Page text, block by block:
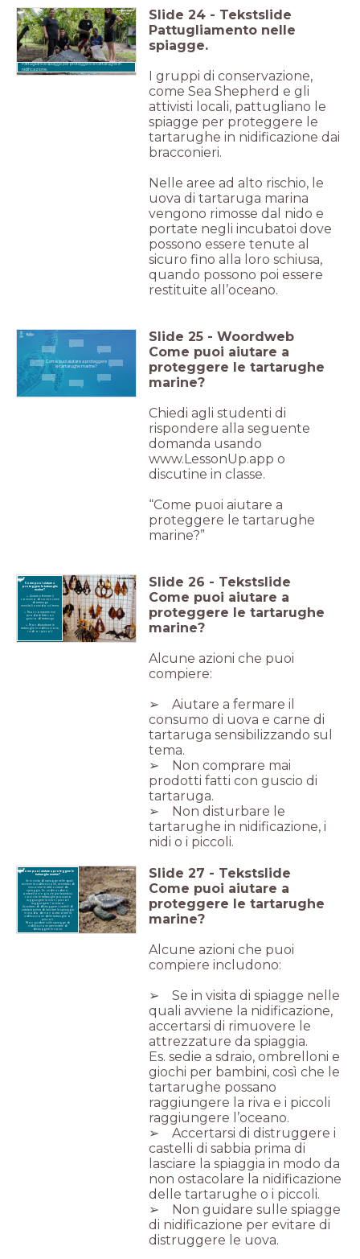
Pattugliare le spiagge per proteggere le tartarughe in
nidificazione.
Slide 24 - Tekstslide
Pattugliamento nelle
spiagge.
I gruppi di conservazione,
come Sea Shepherd e gli
attivisti locali, pattugliano le
spiagge per proteggere le
tartarughe in nidificazione dai
bracconieri.
Nelle aree ad alto rischio, le
uova di tartaruga marina
vengono rimosse dal nido e
portate negli incubatoi dove
possono essere tenute al
sicuro fino alla loro schiusa,
quando possono poi essere
restituite all’oceano.
Come puoi aiutare a proteggere
le tartarughe marine?
Slide 25 - Woordweb
Come puoi aiutare a
proteggere le tartarughe
marine?
Chiedi agli studenti di
rispondere alla seguente
domanda usando
www.LessonUp.app o
discutine in classe.
“Come puoi aiutare a
proteggere le tartarughe
marine?”
Come puoi aiutare a
proteggere le tartarughe
marine?
➢ Aiutare a fermare il
consumo di uova e carne
di tartaruga
sensibilizzando sul tema.
➢ Non comprare mai
prodotti fatti con
guscio di tartaruga.
➢ Non disturbare le
tartarughe in nidificazione,
i nidi o i piccoli.
Slide 26 - Tekstslide
Come puoi aiutare a
proteggere le tartarughe
marine?
Alcune azioni che puoi
compiere:
➢ Aiutare a fermare il
consumo di uova e carne di
tartaruga sensibilizzando sul
tema.
➢ Non comprare mai
prodotti fatti con guscio di
tartaruga.
➢ Non disturbare le
tartarughe in nidificazione, i
nidi o i piccoli.
Come puoi aiutare a proteggere le
tartarughe marine?
Se in visita di spiagge nelle quali
avviene la nidificazione, accertarsi di
rimuovere le attrezzature da
spiaggia. Es. sedie a sdraio,
ombrelloni e giochi per bambini,
così che le tartarughe possano
raggiungere la riva e i piccoli
raggiungere l’oceano.
Accertarsi di distruggere i castelli di
sabbia prima di lasciare la spiaggia
in modo da non ostacolare la
nidificazione delle tartarughe o i
piccoli.
Non guidare sulle spiagge di
nidificazione per evitare di
distruggere le uova.
Slide 27 - Tekstslide
Come puoi aiutare a
proteggere le tartarughe
marine?
Alcune azioni che puoi
compiere includono:
➢ Se in visita di spiagge nelle
quali avviene la nidificazione,
accertarsi di rimuovere le
attrezzature da spiaggia.
Es. sedie a sdraio, ombrelloni e
giochi per bambini, così che le
tartarughe possano
raggiungere la riva e i piccoli
raggiungere l’oceano.
➢ Accertarsi di distruggere i
castelli di sabbia prima di
lasciare la spiaggia in modo da
non ostacolare la nidificazione
delle tartarughe o i piccoli.
➢ Non guidare sulle spiagge
di nidificazione per evitare di
distruggere le uova.